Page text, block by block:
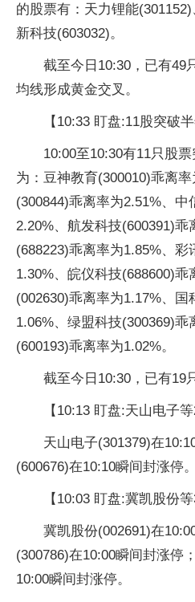
的股票有：天力锂能
新科技(603032)。
截至今日10:30，已有49
均线形成黄金交叉。
【10:33 盯盘:11股突破半
10:00至10:30有11只股
为：豆神教育(300010)乖离
(300844)乖离率为2.51%、中
2.20%、航发科技(600391)
(688223)乖离率为1.85%、彩
1.30%、皖仪科技(688600)乖
(002630)乖离率为1.17%、国
1.06%、绿盟科技(300369)
(600193)乖离率为1.02%。
截至今日10:30，已有19
【10:13 盯盘:天山电子等
天山电子(301379)在
(600676)在10:10瞬间封涨停。
【10:03 盯盘:冀凯股份等
冀凯股份(002691)在
(300786)在10:00瞬间封涨停
10:00瞬间封涨停。